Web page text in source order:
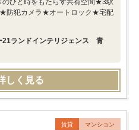
のひと時をもたらす共有空間★3駅
防犯カメラ★オートロック★宅配
21ランドインテリジェンス 青
しく見る
賃貸 マンション